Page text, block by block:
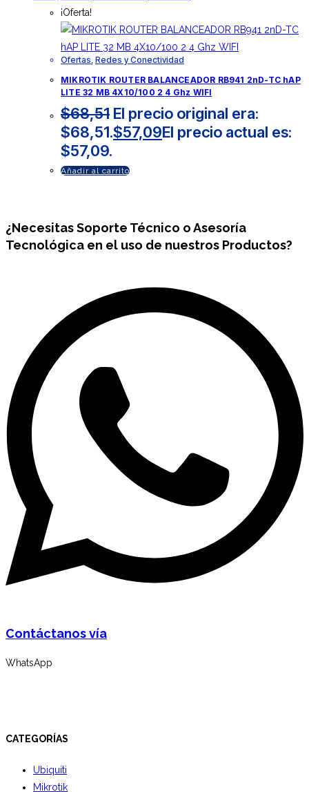
¡Oferta!
Ofertas Redes y Conectividad
MIKROTIK ROUTER BALANCEADOR RB941 2nD-TC hAP
LITE 32 MB 4X10/100 2 4 Ghz WIFI
$68,51 El precio original era:
$68,51.$57,09El precio actual es:
$57,09.
Añadir al carrito
¿NecesitasSoporte Técnico o Asesoría
Tecnológica en el uso de nuestros Productos?
Contáctanos vía
WhatsApp
CATEGORÍAS
Ubiquiti
Mikrotik